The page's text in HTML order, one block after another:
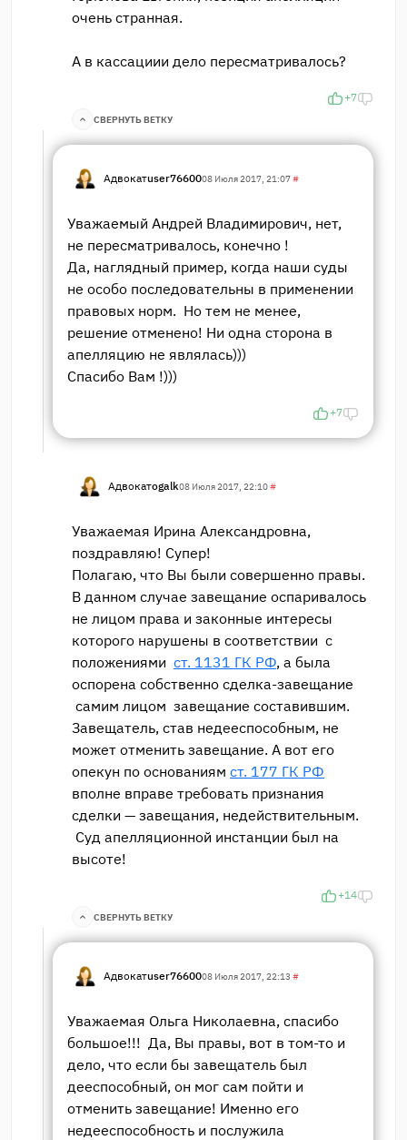
очень странная.
А в кассациии дело пересматривалось?
+7
СВЕРНУТЬ ВЕТКУ
Адвокатuser7660008 Июля 2017, 21:07#
Уважаемый Андрей Владимирович, нет,
не пересматривалось, конечно !
Да, наглядный пример, когда наши суды
не особо последовательны в применении
правовых норм. Но тем не менее,
решение отменено! Ни одна сторона в
апелляцию не являлась)))
Спасибо Вам !)))
+7
Адвокатogalk08 Июля 2017, 22:10#
Уважаемая Ирина Александровна,
поздравляю! Супер!
Полагаю, что Вы были совершенно правы.
В данном случае завещание оспаривалось
не лицом права и законные интересы
которого нарушены в соответствии с
положениями ст. 1131 ГК РФ, а была
оспорена собственно сделка-завещание
самим лицом завещание составившим.
Завещатель, став недееспособным, не
может отменить завещание. А вот его
опекун по основаниям ст. 177 ГК РФ
вполне вправе требовать признания
сделки — завещания, недействительным.
Суд апелляционной инстанции был на
высоте!
+14
СВЕРНУТЬ ВЕТКУ
Адвокатuser7660008 Июля 2017, 22:13 #
Уважаемая Ольга Николаевна, спасибо
большое!!! Да, Вы правы, вот в том-то и
дело, что если бы завещатель был
дееспособный, он мог сам пойти и
отменить завещание! Именно его
недееспособность и послужила